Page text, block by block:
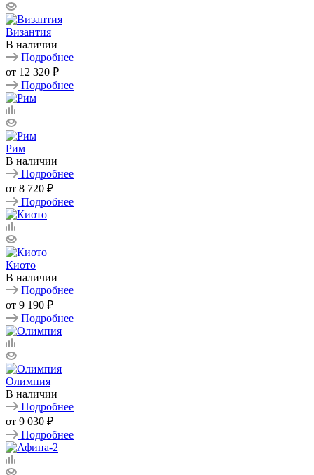
Византия
В наличии
Подробнее
от 12 320 ₽
Подробнее
Рим
В наличии
Подробнее
от 8 720 ₽
Подробнее
Киото
В наличии
Подробнее
от 9 190 ₽
Подробнее
Олимпия
В наличии
Подробнее
от 9 030 ₽
Подробнее